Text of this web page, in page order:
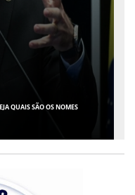
DE 2026